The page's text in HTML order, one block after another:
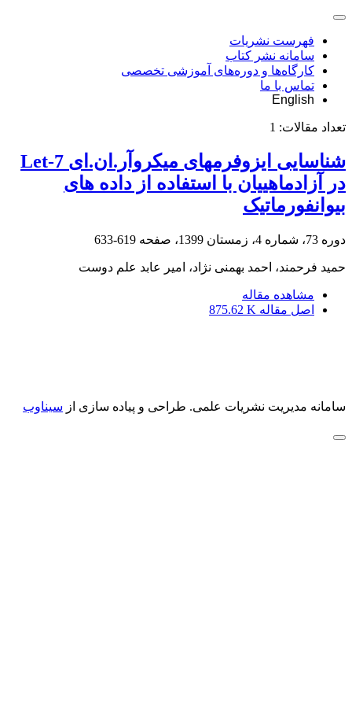
فهرست نشریات
سامانه نشر کتاب
کارگاه‌ها و دوره‌های آموزشی تخصصی
تماس با ما
English
تعداد مقالات: 1
شناسایی ایزوفرمهای میکرو‌آر.ان.ای Let-7
در آزادماهییان با استفاده از داده های
بیوانفورماتیک
دوره 73، شماره 4، زمستان 1399، صفحه 619-633
حمید فرحمند، احمد بهمنی نژاد، امیر عابد علم دوست
مشاهده مقاله
اصل مقاله 875.62 K
سامانه مدیریت نشریات علمی. طراحی و پیاده سازی از سیناوب